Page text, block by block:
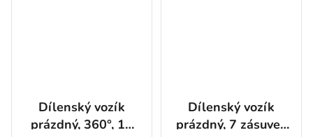
Dílenský vozík
prázdný, 360°, 10
Dílenský vozík
prázdný, 7 zásuvek